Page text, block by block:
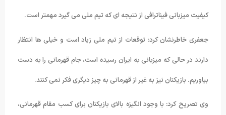
کیفیت میزبانی فیناترافی از نتیجه ای که تیم ملی می گیرد مهمتر است.
جعفری خاطرنشان کرد: توقعات از تیم ملی زیاد است و خیلی ها انتظار
دارند در حالی که میزبانی به ایران رسیده است، جام قهرمانی را به دست
بیاوریم. بازیکنان نیز به غیر از قهرمانی به چیز دیگری فکر نمی کنند.
وی تصریح کرد: با وجود انگیزه بالای بازیکنان برای کسب مقام قهرمانی،